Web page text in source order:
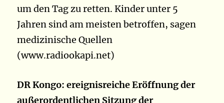
um den Tag zu retten. Kinder unter 5
Jahren sind am meisten betroffen, sagen
medizinische Quellen
(www.radiookapi.net)
DR Kongo: ereignisreiche Eröffnung der
außerordentlichen Sitzung der